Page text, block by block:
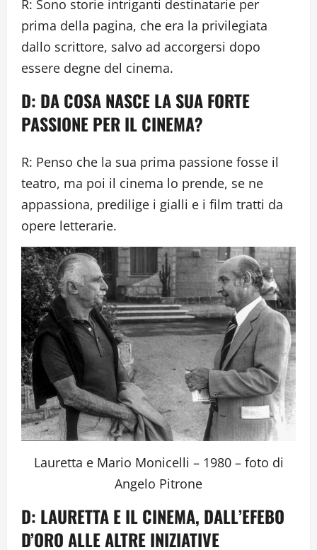
R: Sono storie intriganti destinatarie per
prima della pagina, che era la privilegiata
dallo scrittore, salvo ad accorgersi dopo
essere degne del cinema.
D: DA COSA NASCE LA SUA FORTE
PASSIONE PER IL CINEMA?
R: Penso che la sua prima passione fosse il
teatro, ma poi il cinema lo prende, se ne
appassiona, predilige i gialli e i film tratti da
opere letterarie.
Lauretta e Mario Monicelli – 1980 – foto di
Angelo Pitrone
D: LAURETTA E IL CINEMA, DALL’EFEBO
D’ORO ALLE ALTRE INIZIATIVE